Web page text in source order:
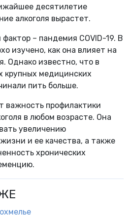
десятилетие
алкоголя вырастет.
– пандемия COVID-19. В
изучено, как она влияет на
Однако известно, что в
медицинских
пить больше.
важность профилактики
в любом возрасте. Она
увеличению
и ее качества, а также
хронических